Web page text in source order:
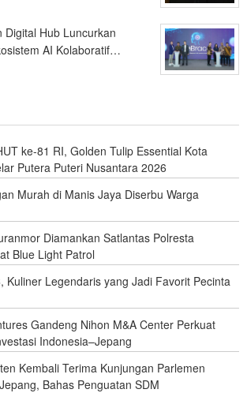
Hub Luncurkan
AI Kolaboratif…
ke-81 RI, Golden Tulip Essential Kota
Putera Puteri Nusantara 2026
Murah di Manis Jaya Diserbu Warga
Diamankan Satlantas Polresta
Blue Light Patrol
Kuliner Legendaris yang Jadi Favorit Pecinta
Gandeng Nihon M&A Center Perkuat
Indonesia–Jepang
Kembali Terima Kunjungan Parlemen
Bahas Penguatan SDM